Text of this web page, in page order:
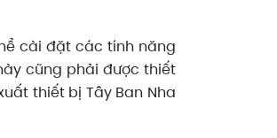
cài đặt các tính năng
cũng phải được thiết
thiết bị Tây Ban Nha